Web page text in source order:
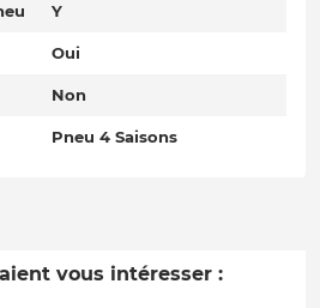
Y
Oui
Non
Pneu 4 Saisons
vous intéresser :